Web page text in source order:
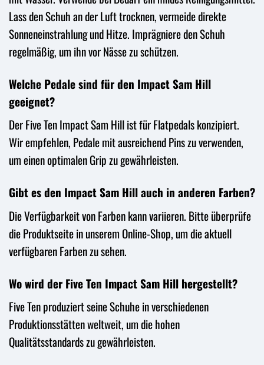
Lass den Schuh an der Luft trocknen, vermeide direkte
Sonneneinstrahlung und Hitze. Imprägniere den Schuh
regelmäßig, um ihn vor Nässe zu schützen.
Welche Pedale sind für den Impact Sam Hill
geeignet?
Der Five Ten Impact Sam Hill ist für Flatpedals konzipiert.
Wir empfehlen, Pedale mit ausreichend Pins zu verwenden,
um einen optimalen Grip zu gewährleisten.
Gibt es den Impact Sam Hill auch in anderen Farben?
Die Verfügbarkeit von Farben kann variieren. Bitte überprüfe
die Produktseite in unserem Online-Shop, um die aktuell
verfügbaren Farben zu sehen.
Wo wird der Five Ten Impact Sam Hill hergestellt?
Five Ten produziert seine Schuhe in verschiedenen
Produktionsstätten weltweit, um die hohen
Qualitätsstandards zu gewährleisten.